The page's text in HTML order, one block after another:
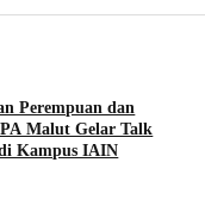
Perempuan dan
Malut Gelar Talk
Kampus IAIN